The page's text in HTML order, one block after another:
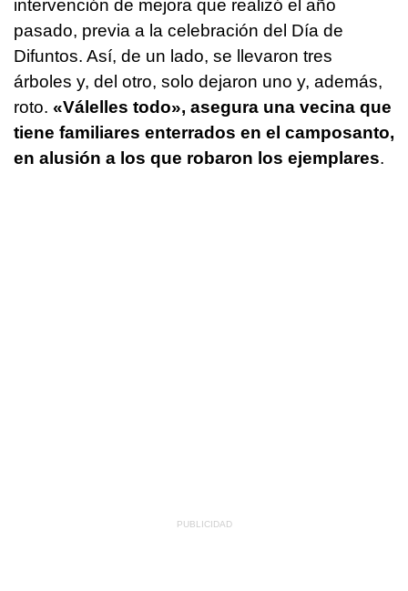
intervención de mejora que realizó el año
pasado, previa a la celebración del Día de
Difuntos. Así, de un lado, se llevaron tres
árboles y, del otro, solo dejaron uno y, además,
roto. «Válelles todo», asegura una vecina que
tiene familiares enterrados en el camposanto,
en alusión a los que robaron los ejemplares.